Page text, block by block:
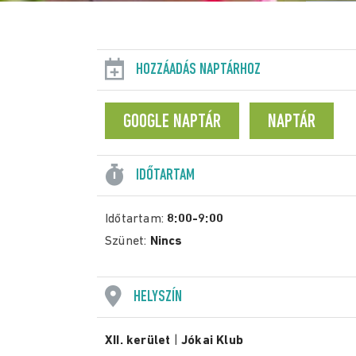
HOZZÁADÁS NAPTÁRHOZ
GOOGLE NAPTÁR NAPTÁR
IDŐTARTAM
Időtartam: 8:00-9:00
Szünet: Nincs
HELYSZÍN
XII. kerület |Jókai Klub